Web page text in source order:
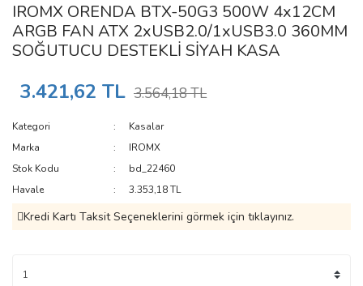
IROMX ORENDA BTX-50G3 500W 4x12CM
ARGB FAN ATX 2xUSB2.0/1xUSB3.0 360MM
SOĞUTUCU DESTEKLİ SİYAH KASA
3.421,62 TL 3.564,18 TL
Kategori
Kasalar
Marka
IROMX
Stok Kodu
bd_22460
Havale
3.353,18 TL
Kredi Kartı Taksit Seçeneklerini görmek için tıklayınız.